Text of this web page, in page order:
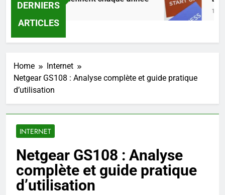
DERNIERS
ARTICLES
1 Jour Ago
Home
Internet
Netgear GS108 : Analyse complète et guide pratique
d’utilisation
INTERNET
Netgear GS108 : Analyse
complète et guide pratique
d’utilisation